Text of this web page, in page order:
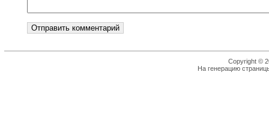
Copyright ©
На генерацию